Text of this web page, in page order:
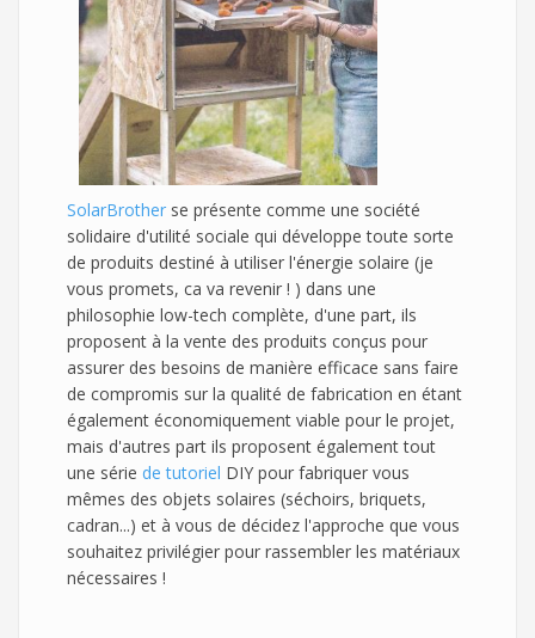
SolarBrother se présente comme une société
solidaire d'utilité sociale qui développe toute sorte
de produits destiné à utiliser l'énergie solaire (je
vous promets, ca va revenir ! ) dans une
philosophie low-tech complète, d'une part, ils
proposent à la vente des produits conçus pour
assurer des besoins de manière efficace sans faire
de compromis sur la qualité de fabrication en étant
également économiquement viable pour le projet,
mais d'autres part ils proposent également tout
une série de tutoriel DIY pour fabriquer vous
mêmes des objets solaires (séchoirs, briquets,
cadran...) et à vous de décidez l'approche que vous
souhaitez privilégier pour rassembler les matériaux
nécessaires !